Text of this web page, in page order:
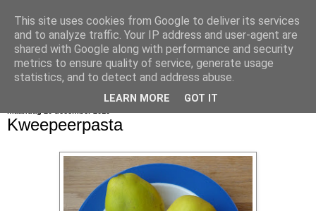
bijna net zo lekker als thuis
Kweepeerpasta
This site uses cookies from Google to deliver its services
and to analyze traffic. Your IP address and user-agent are
shared with Google along with performance and security
metrics to ensure quality of service, generate usage
statistics, and to detect and address abuse.
LEARN MORE GOT IT